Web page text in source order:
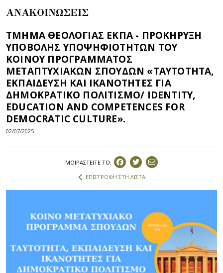
ΑΝΑΚΟΙΝΩΣΕΙΣ
ΤΜΗΜΑ ΘΕΟΛΟΓΙΑΣ ΕΚΠΑ - ΠΡΟΚΗΡΥΞΗ
ΥΠΟΒΟΛΗΣ ΥΠΟΨΗΦΙΟΤΗΤΩΝ ΤΟΥ
ΚΟΙΝΟΥ ΠΡΟΓΡΑΜΜΑΤΟΣ
ΜΕΤΑΠΤΥΧΙΑΚΩΝ ΣΠΟΥΔΩΝ «ΤΑΥΤΟΤΗΤΑ,
ΕΚΠΑΙΔΕΥΣΗ ΚΑΙ ΙΚΑΝΟΤΗΤΕΣ ΓΙΑ
ΔΗΜΟΚΡΑΤΙΚΟ ΠΟΛΙΤΙΣΜΟ/ IDENTITY,
EDUCATION AND COMPETENCES FOR
DEMOCRATIC CULTURE».
02/07/2025
ΜΟΙΡΑΣΤEIΤΕ ΤΟ:
ΕΠΙΣΤΡΟΦΗ ΣΤΗ ΛΙΣΤΑ